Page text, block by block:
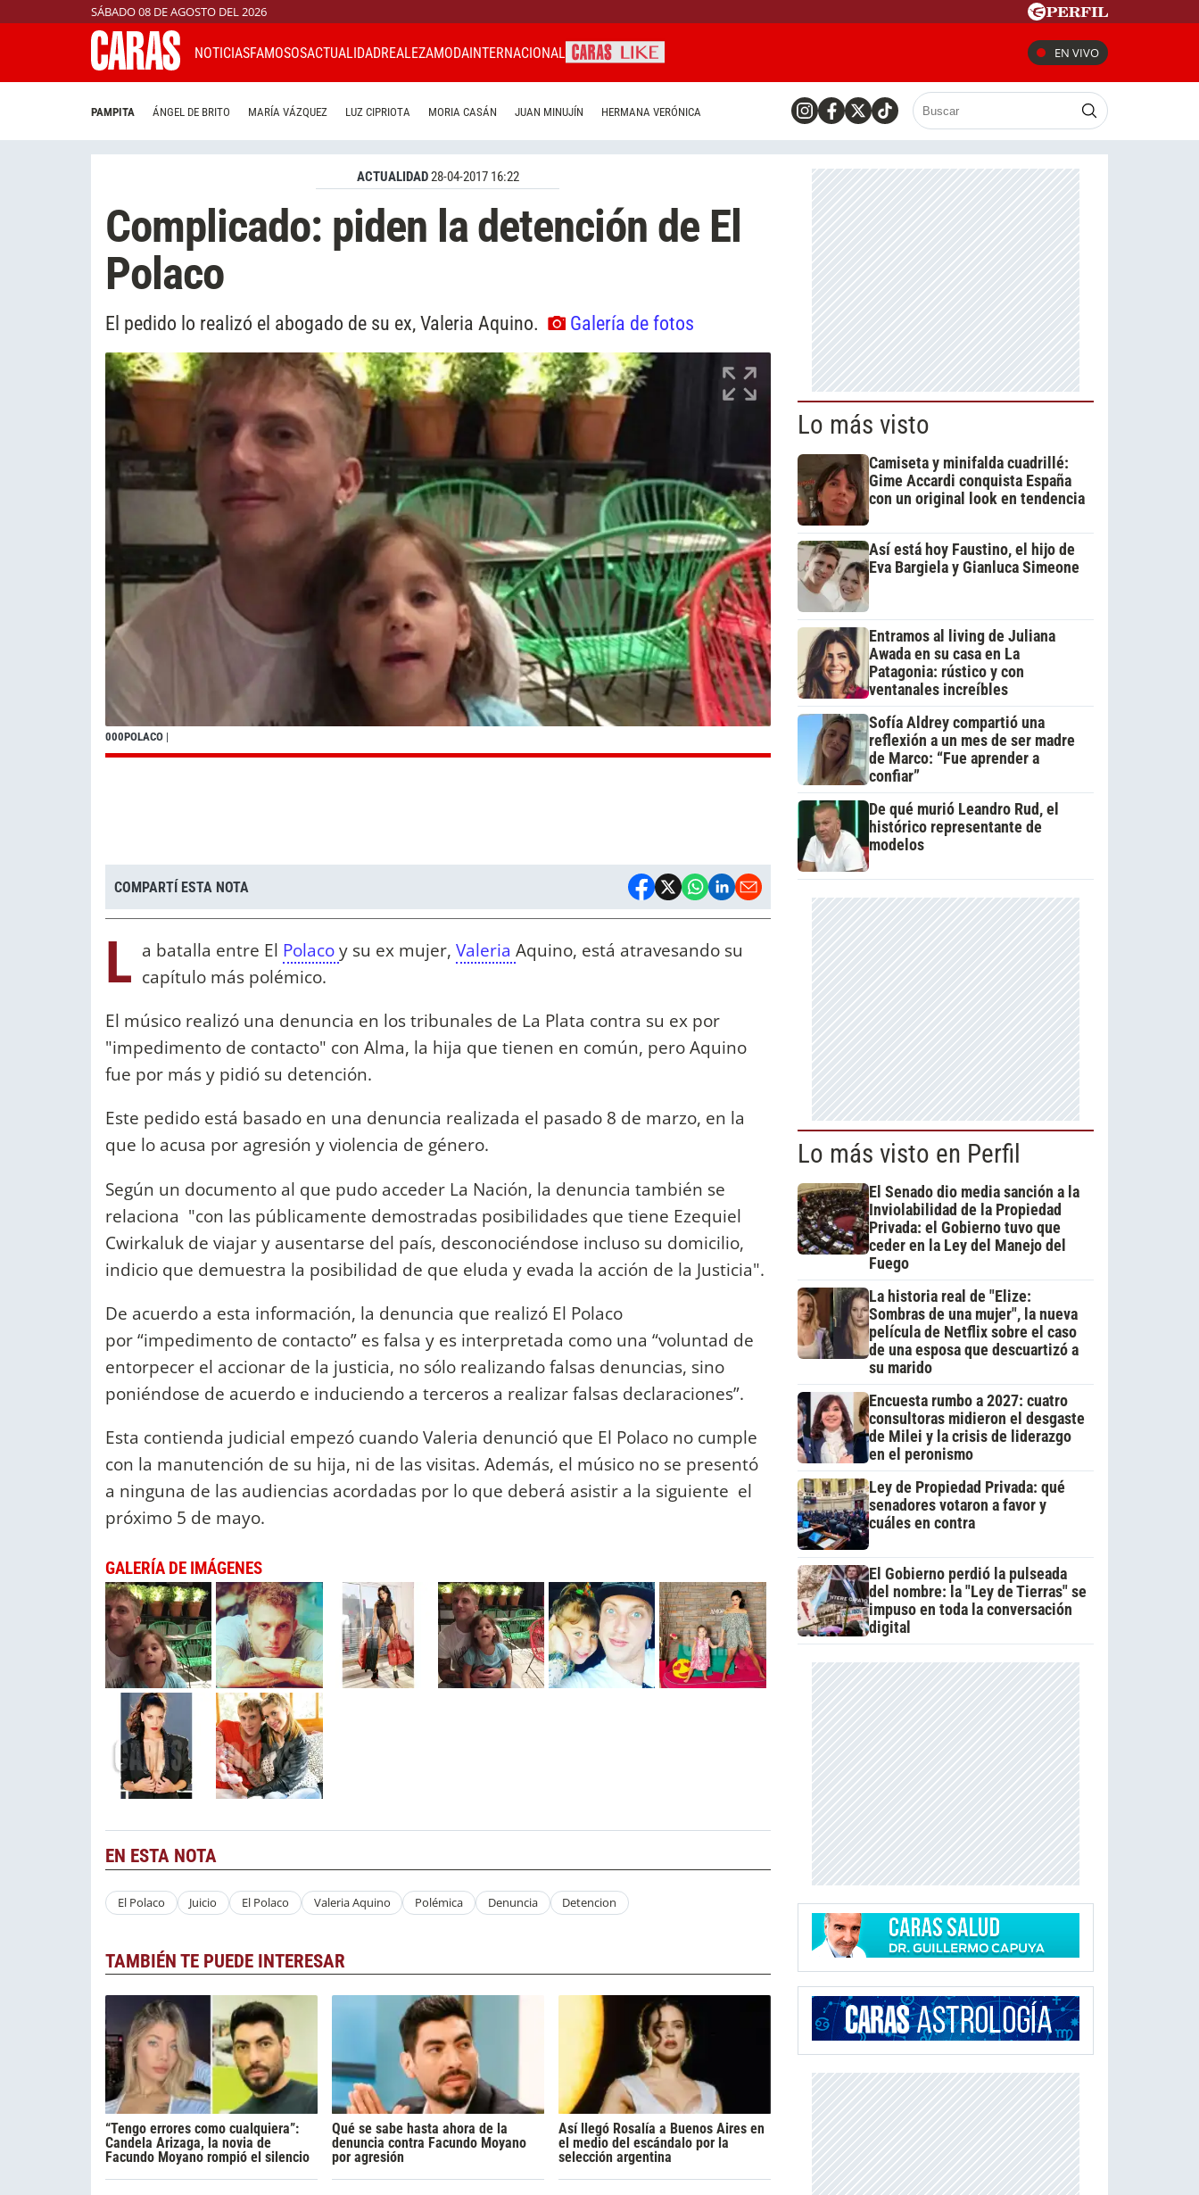
SÁBADO 08 DE AGOSTO DEL 2026
NOTICIASFAMOSOSACTUALIDADREALEZAMODAINTERNACIONAL EN VIVO
PAMPITA ÁNGEL DE BRITO MARÍA VÁZQUEZ LUZ CIPRIOTA MORIA CASÁN JUAN MINUJÍN HERMANA VERÓNICA
ACTUALIDAD28-04-2017 16:22
Complicado: piden la detención de El
Polaco
El pedido lo realizó el abogado de su ex, Valeria Aquino. Galería de fotos
000POLACO |
COMPARTÍ ESTA NOTA
L a batalla entre El Polacoy su ex mujer, Valeria Aquino, está atravesando su
capítulo más polémico.
El músico realizó una denuncia en los tribunales de La Plata contra su ex por
"impedimento de contacto" con Alma, la hija que tienen en común, pero Aquino
fue por más y pidió su detención.
Este pedido está basado en una denuncia realizada el pasado 8 de marzo, en la
que lo acusa por agresión y violencia de género.
Según un documento al que pudo acceder La Nación, la denuncia también se
relaciona "con las públicamente demostradas posibilidades que tiene Ezequiel
Cwirkaluk de viajar y ausentarse del país, desconociéndose incluso su domicilio,
indicio que demuestra la posibilidad de que eluda y evada la acción de la Justicia".
De acuerdo a esta información, la denuncia que realizó El Polaco
por “impedimento de contacto” es falsa y es interpretada como una “voluntad de
entorpecer el accionar de la justicia, no sólo realizando falsas denuncias, sino
poniéndose de acuerdo e induciendo a terceros a realizar falsas declaraciones”.
Esta contienda judicial empezó cuando Valeria denunció que El Polaco no cumple
con la manutención de su hija, ni de las visitas. Además, el músico no se presentó
a ninguna de las audiencias acordadas por lo que deberá asistir a la siguiente el
próximo 5 de mayo.
GALERÍA DE IMÁGENES
EN ESTA NOTA
El Polaco Juicio El Polaco Valeria Aquino Polémica Denuncia Detencion
TAMBIÉN TE PUEDE INTERESAR
“Tengo errores como cualquiera”:
Candela Arizaga, la novia de
Facundo Moyano rompió el silencio
Qué se sabe hasta ahora de la
denuncia contra Facundo Moyano
por agresión
Así llegó Rosalía a Buenos Aires en
el medio del escándalo por la
selección argentina
Lo más visto
Camiseta y minifalda cuadrillé:
Gime Accardi conquista España
con un original look en tendencia
Así está hoy Faustino, el hijo de
Eva Bargiela y Gianluca Simeone
Entramos al living de Juliana
Awada en su casa en La
Patagonia: rústico y con
ventanales increíbles
Sofía Aldrey compartió una
reflexión a un mes de ser madre
de Marco: “Fue aprender a
confiar”
De qué murió Leandro Rud, el
histórico representante de
modelos
Lo más visto en Perfil
El Senado dio media sanción a la
Inviolabilidad de la Propiedad
Privada: el Gobierno tuvo que
ceder en la Ley del Manejo del
Fuego
La historia real de "Elize:
Sombras de una mujer", la nueva
película de Netflix sobre el caso
de una esposa que descuartizó a
su marido
Encuesta rumbo a 2027: cuatro
consultoras midieron el desgaste
de Milei y la crisis de liderazgo
en el peronismo
Ley de Propiedad Privada: qué
senadores votaron a favor y
cuáles en contra
El Gobierno perdió la pulseada
del nombre: la "Ley de Tierras" se
impuso en toda la conversación
digital